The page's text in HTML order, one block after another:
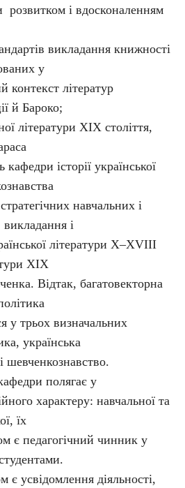
розвитком і вдосконаленням
викладання книжності
у
контекст літератур
й Бароко;
літератури ХІХ століття,
історії української
навчальних і
і
літератури Х–ХVІІІ
ХІХ
Відтак, багатовекторна
у трьох визначальних
українська
шевченкознавство.
полягає у
характеру: навчальної та
їх
є педагогічний чинник у
усвідомлення діяльності,